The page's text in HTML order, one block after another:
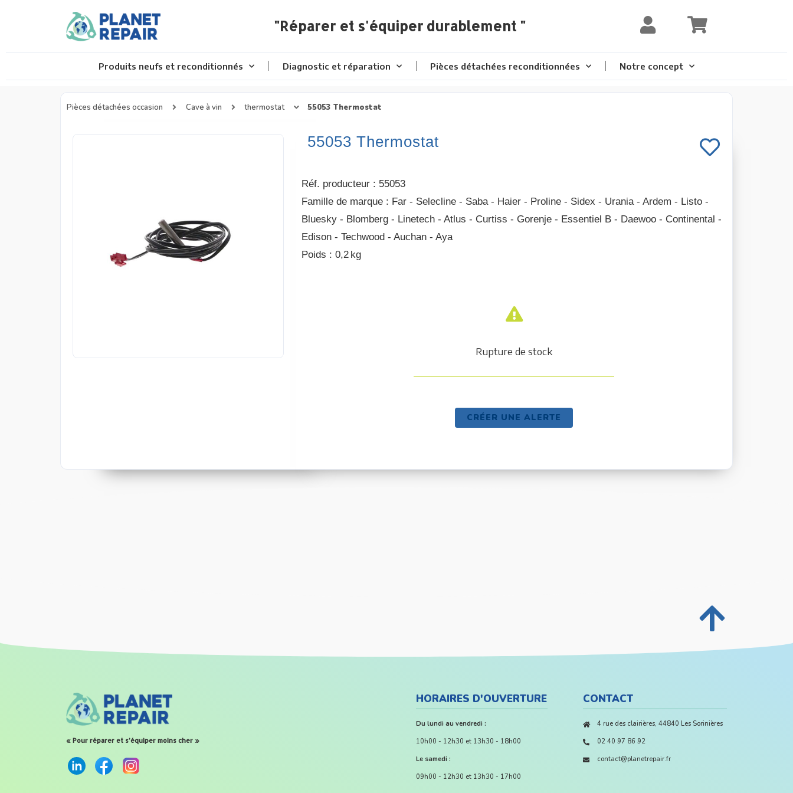
"Réparer et s'équiper durablement "
Produits neufs et reconditionnés Diagnostic et réparation Pièces détachées reconditionnées Notre concept
Pièces détachées occasion Cave à vin thermostat 55053 Thermostat
55053 Thermostat
Réf. producteur : 55053
Famille de marque : Far - Selecline - Saba - Haier - Proline - Sidex - Urania - Ardem - Listo -
Bluesky - Blomberg - Linetech - Atlus - Curtiss - Gorenje - Essentiel B - Daewoo - Continental -
Edison - Techwood - Auchan - Aya
Poids : 0,2 kg
Rupture de stock
CRÉER UNE ALERTE
« Pour réparer et s’équiper moins cher »
HORAIRES D'OUVERTURE
Du lundi au vendredi :
10h00 - 12h30 et 13h30 - 18h00
Le samedi :
09h00 - 12h30 et 13h30 - 17h00
CONTACT
4 rue des clairières, 44840 Les Sorinières
02 40 97 86 92
contact@planetrepair.fr